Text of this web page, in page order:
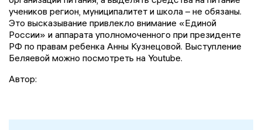
учеников регион, муниципалитет и школа – не обязаны.
Это высказывание привлекло внимание «Единой
России» и аппарата уполномоченного при президенте
РФ по правам ребенка Анны Кузнецовой. Выступление
Беляевой можно посмотреть на Youtube.
Автор: